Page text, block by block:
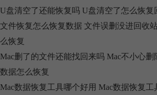
U盘清空了还能恢复吗 U盘清空了怎么恢复
文件恢复怎么恢复数据 文件误删没进回收
么恢复
Mac删了的文件还能找回来吗 Mac不小心删
数据怎么恢复
Mac数据恢复工具哪个好用 Mac数据恢复工